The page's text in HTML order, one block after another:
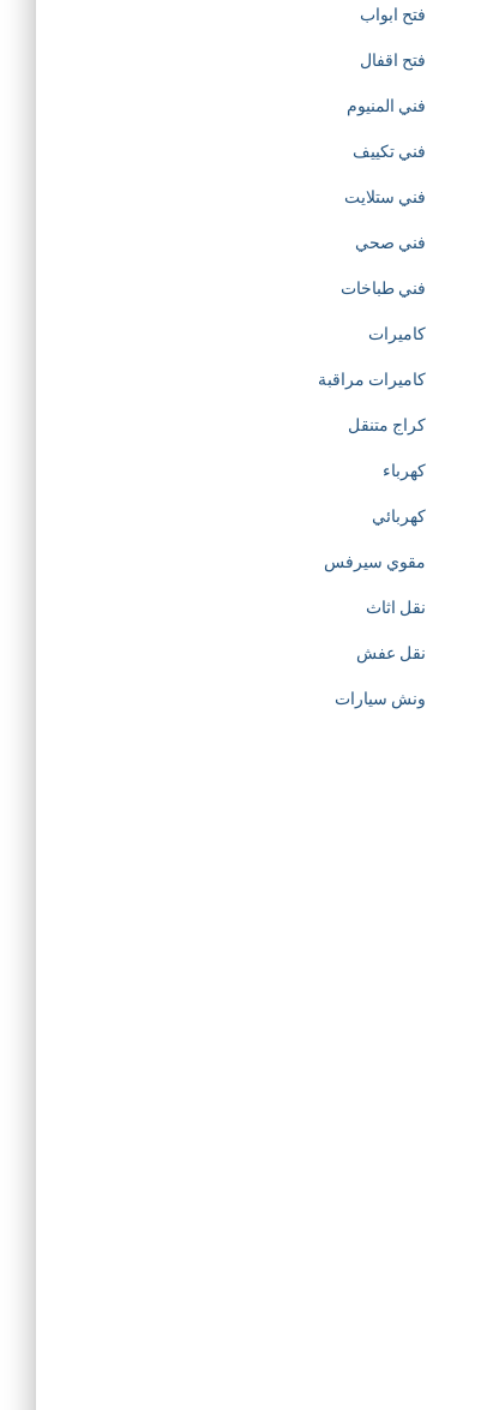
h
c
r
a
t
o
n
o
f
فتح ابواب
فتح اقفال
فني المنيوم
فني تكييف
فني ستلايت
فني صحي
فني طباخات
كاميرات
كاميرات مراقبة
كراج متنقل
كهرباء
كهربائي
مقوي سيرفس
نقل اثاث
نقل عفش
ونش سيارات